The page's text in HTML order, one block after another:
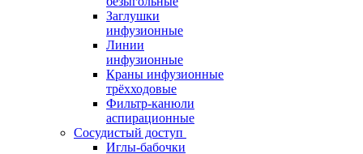
Заглушки
инфузионные
Линии
инфузионные
Краны инфузионные
трёхходовые
Фильтр-канюли
аспирационные
Сосудистый доступ
Иглы-бабочки